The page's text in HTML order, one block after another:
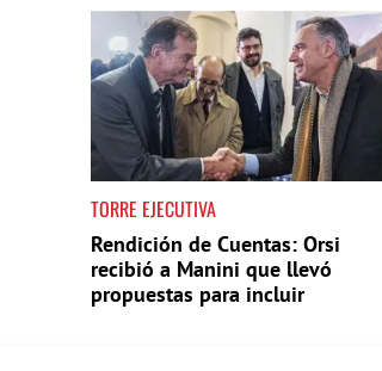
TORRE EJECUTIVA
Rendición de Cuentas: Orsi
recibió a Manini que llevó
propuestas para incluir